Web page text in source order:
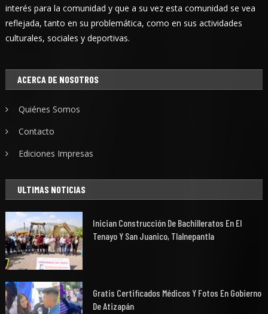
interés para la comunidad y que a su vez esta comunidad se vea
reflejada, tanto en su problemática, como en sus actividades
culturales, sociales y deportivas.
ACERCA DE NOSOTROS
Quiénes Somos
Contacto
Ediciones Impresas
ULTIMAS NOTICIAS
Inician Construcción De Bachilleratos En El
Tenayo Y San Juanico, Tlalnepantla
Gratis Certificados Médicos Y Fotos En Gobierno
De Atizapán